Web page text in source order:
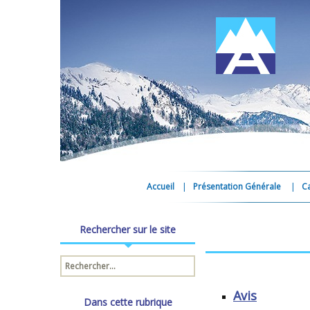
Accueil Présentation Générale
Rechercher sur le site
Rechercher :
Dans cette rubrique Avis